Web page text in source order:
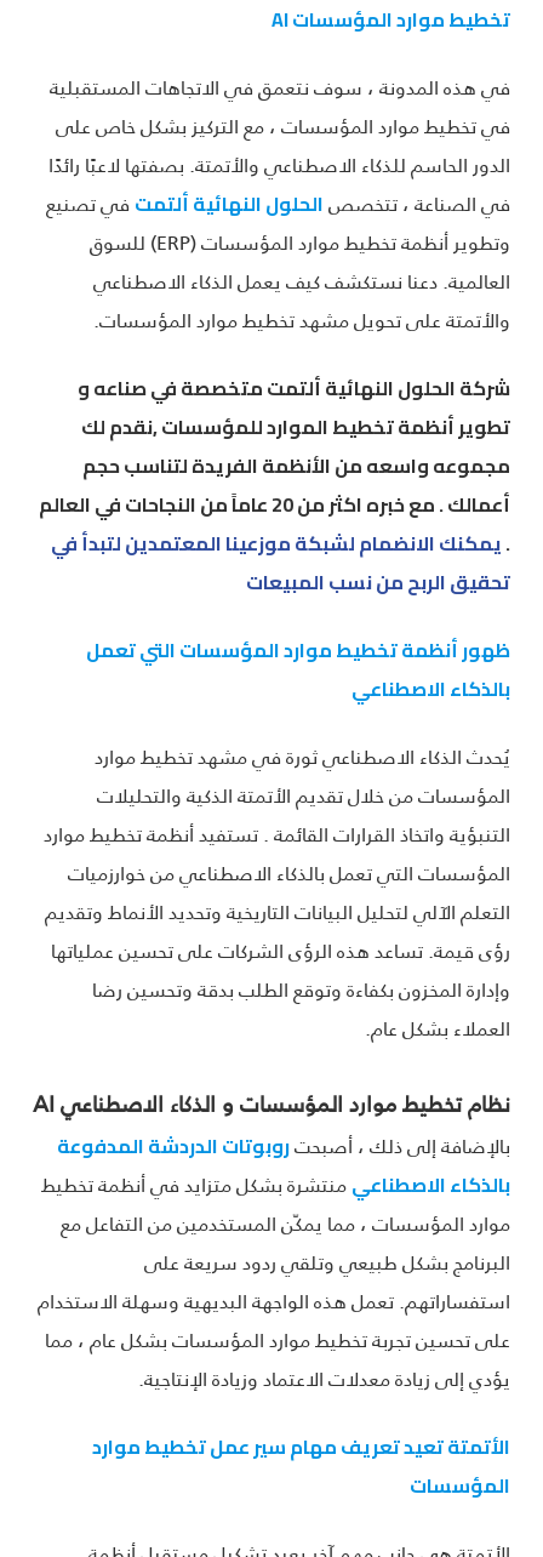
تخطيط موارد المؤسسات AI
في هذه المدونة ، سوف نتعمق في الاتجاهات المستقبلية
في تخطيط موارد المؤسسات ، مع التركيز بشكل خاص على
الدور الحاسم للذكاء الاصطناعي والأتمتة. بصفتها لاعبًا رائدًا
في الصناعة ، تتخصصالحلول النهائية ألتمت في تصنيع
وتطوير أنظمة تخطيط موارد المؤسسات (ERP) للسوق
العالمية. دعنا نستكشف كيف يعمل الذكاء الاصطناعي
والأتمتة على تحويل مشهد تخطيط موارد المؤسسات.
شركة الحلول النهائية ألتمت متخصصة في صناعه و
تطوير أنظمة تخطيط الموارد للمؤسسات ,نقدم لك
مجموعه واسعه من الأنظمة الفريدة لتناسب حجم
أعمالك . مع خبره اكثر من 20 عاماً من النجاحات في العالم
.يمكنك الانضمام لشبكة موزعينا المعتمدين لتبدأ في
تحقيق الربح من نسب المبيعات
ظهور أنظمة تخطيط موارد المؤسسات التي تعمل
بالذكاء الاصطناعي
يُحدث الذكاء الاصطناعي ثورة في مشهد تخطيط موارد
المؤسسات من خلال تقديم الأتمتة الذكية والتحليلات
التنبؤية واتخاذ القرارات القائمة . تستفيد أنظمة تخطيط موارد
المؤسسات التي تعمل بالذكاء الاصطناعي من خوارزميات
التعلم الآلي لتحليل البيانات التاريخية وتحديد الأنماط وتقديم
رؤى قيمة. تساعد هذه الرؤى الشركات على تحسين عملياتها
وإدارة المخزون بكفاءة وتوقع الطلب بدقة وتحسين رضا
العملاء بشكل عام.
نظام تخطيط موارد المؤسسات و الذكاء الاصطناعي AI
بالإضافة إلى ذلك ، أصبحتروبوتات الدردشة المدفوعة
بالذكاء الاصطناعيمنتشرة بشكل متزايد في أنظمة تخطيط
موارد المؤسسات ، مما يمكّن المستخدمين من التفاعل مع
البرنامج بشكل طبيعي وتلقي ردود سريعة على
استفساراتهم. تعمل هذه الواجهة البديهية وسهلة الاستخدام
على تحسين تجربة تخطيط موارد المؤسسات بشكل عام ، مما
يؤدي إلى زيادة معدلات الاعتماد وزيادة الإنتاجية.
الأتمتة تعيد تعريف مهام سير عمل تخطيط موارد
المؤسسات